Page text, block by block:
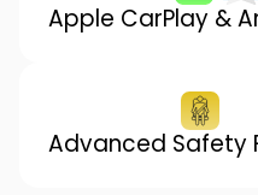
Apple CarPlay &
Advanced Safety